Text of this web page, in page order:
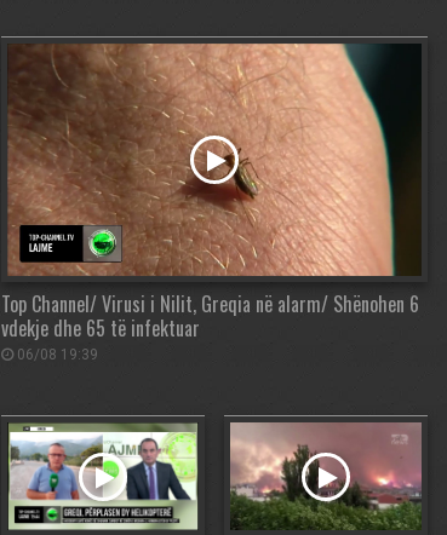
Top Channel/ Virusi i Nilit, Greqia në alarm/ Shënohen 6
vdekje dhe 65 të infektuar
06/08 19:39